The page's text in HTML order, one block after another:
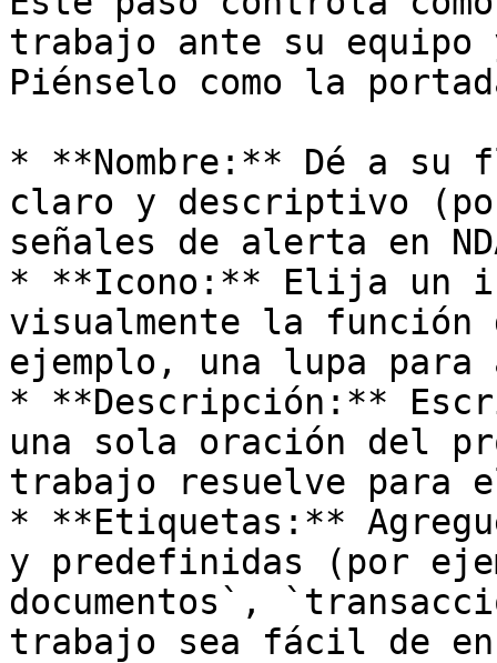
trabajo ante su equipo
Piénselo como la
* **Nombre:** Dé a
claro y descriptivo
señales de alerta en
* **Icono:** Elija un
visualmente la
ejemplo, una lupa
* **Descripción:**
una sola oración del
trabajo resuelve para
* **Etiquetas:**
y predefinidas (por
documentos`,
trabajo sea fácil de